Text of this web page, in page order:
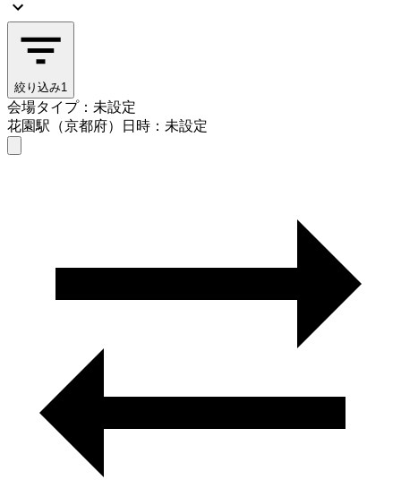
絞り込み1
会場タイプ：未設定
花園駅（京都府）
日時：未設定